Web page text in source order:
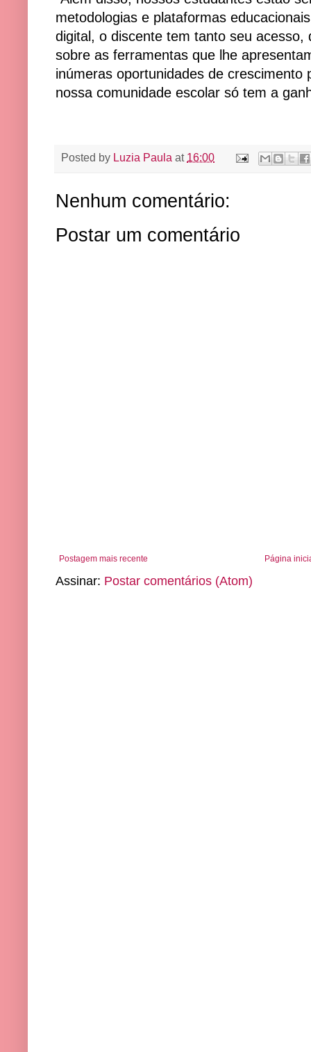
metodologias e plataformas
digital, o discente tem tanto seu
sobre as ferramentas que lhe
inúmeras oportunidades de crescimento
nossa comunidade escolar só tem a
Posted by Luzia Paula at 16:00
Nenhum comentário:
Postar um comentário
Postagem mais recente Página
Assinar: Postar comentários (Atom)